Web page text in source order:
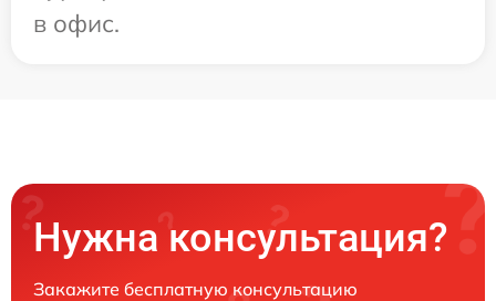
в офис.
Нужна консультация?
Закажите бесплатную консультацию